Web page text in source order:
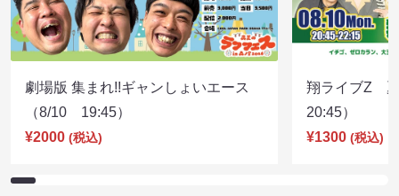
劇場版 集まれ!!ギャンしょいエース
（8/10 19:45）
¥2000 (税込)
翔ライブZ
20:45）
¥1300 (税込)